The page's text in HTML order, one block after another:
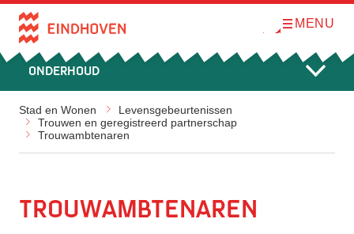
Direct naar de inhoud
O
n
MENU
Onderhoud
Stad en Wonen
Levensgebeurtenissen
Trouwen en geregistreerd partnerschap
Trouwambtenaren
Trouwambtenaren